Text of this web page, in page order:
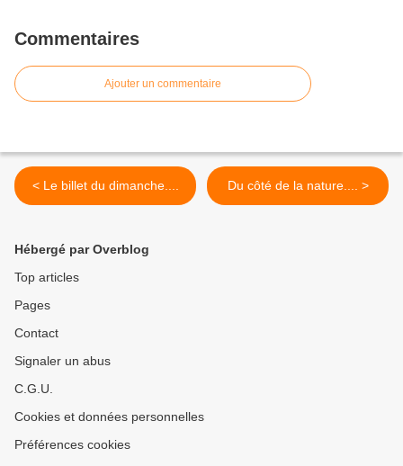
Commentaires
Ajouter un commentaire
< Le billet du dimanche.... Du côté de la nature.... >
Hébergé par Overblog
Top articles
Pages
Contact
Signaler un abus
C.G.U.
Cookies et données personnelles
Préférences cookies